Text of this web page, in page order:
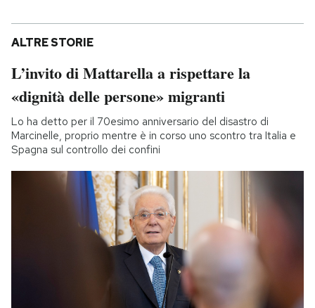
ALTRE STORIE
L’invito di Mattarella a rispettare la
«dignità delle persone» migranti
Lo ha detto per il 70esimo anniversario del disastro di
Marcinelle, proprio mentre è in corso uno scontro tra Italia e
Spagna sul controllo dei confini